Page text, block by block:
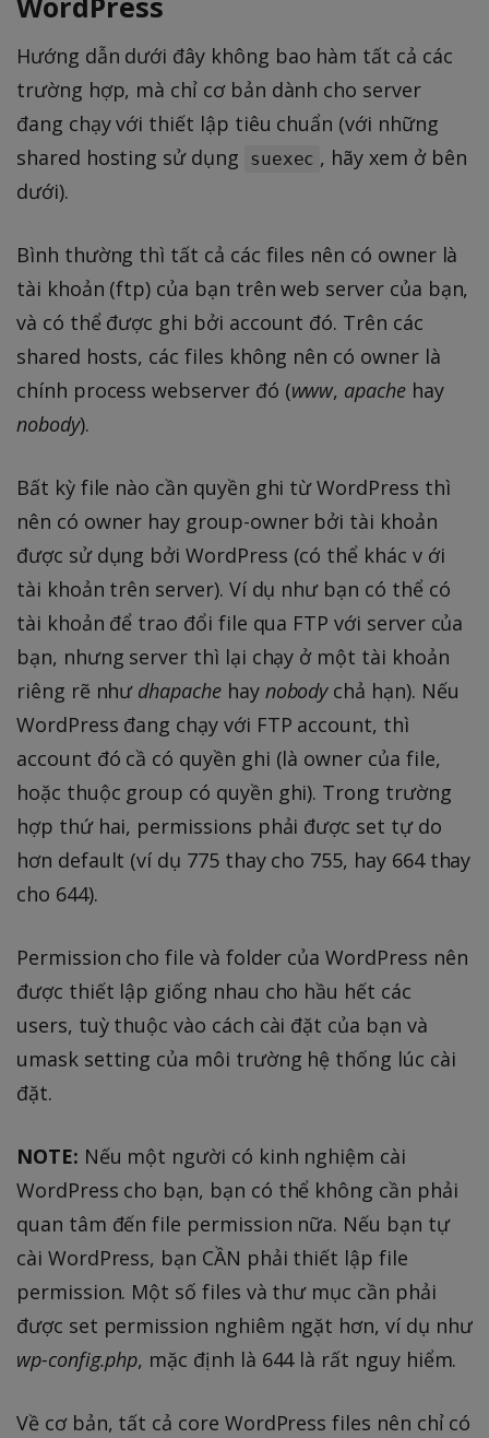
Hướng dẫn dưới đây không bao hàm tất cả các
trường hợp, mà chỉ cơ bản dành cho server
đang chạy với thiết lập tiêu chuẩn (với những
shared hosting sử dụng
suexec , hãy xem ở bên
dưới).
Bình thường thì tất cả các files nên có owner là
tài khoản (ftp) của bạn trên web server của bạn,
và có thể được ghi bởi account đó. Trên các
shared hosts, các files không nên có owner là
chính process webserver đó (www, apachehay
nobody).
Bất kỳ file nào cần quyền ghi từ WordPress thì
nên có owner hay group-owner bởi tài khoản
được sử dụng bởi WordPress (có thể khác v ới
tài khoản trên server). Ví dụ như bạn có thể có
tài khoản để trao đổi file qua FTP với server của
bạn, nhưng server thì lại chạy ở một tài khoản
riêng rẽ như dhapachehay nobodychả hạn). Nếu
WordPress đang chạy với FTP account, thì
account đó cầ có quyền ghi (là owner của file,
hoặc thuộc group có quyền ghi). Trong trường
hợp thứ hai, permissions phải được set tự do
hơn default (ví dụ 775 thay cho 755, hay 664 thay
cho 644).
Permission cho file và folder của WordPress nên
được thiết lập giống nhau cho hầu hết các
users, tuỳ thuộc vào cách cài đặt của bạn và
umask setting của môi trường hệ thống lúc cài
đặt.
NOTE: Nếu một người có kinh nghiệm cài
WordPress cho bạn, bạn có thể không cần phải
quan tâm đến file permission nữa. Nếu bạn tự
cài WordPress, bạn CẦN phải thiết lập file
permission. Một số files và thư mục cần phải
được set permission nghiêm ngặt hơn, ví dụ như
wp-config.php, mặc định là 644 là rất nguy hiểm.
Về cơ bản, tất cả core WordPress files nên chỉ có